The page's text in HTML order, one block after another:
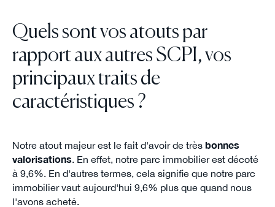
Quels sont vos atouts par
rapport aux autres SCPI, vos
principaux traits de
caractéristiques ?
Notre atout majeur est le fait d'avoir de très bonnes
valorisations. En effet, notre parc immobilier est décoté
à 9,6%. En d'autres termes, cela signifie que notre parc
immobilier vaut aujourd'hui 9,6% plus que quand nous
l'avons acheté.